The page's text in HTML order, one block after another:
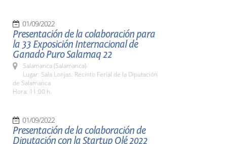
01/09/2022
Presentación de la colaboración para
la 33 Exposición Internacional de
Ganado Puro Salamaq 22
Salamanca (Salamanca)
Lugar: Sala Lonjas. Recinto Ferial de la Diputación
de Salamanca
Hora: 11:00 h.
01/09/2022
Presentación de la colaboración de
Diputación con la Startup Olé 2022